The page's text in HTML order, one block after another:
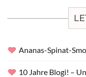
Ananas-Spinat-
10 Jahre Blogi! –